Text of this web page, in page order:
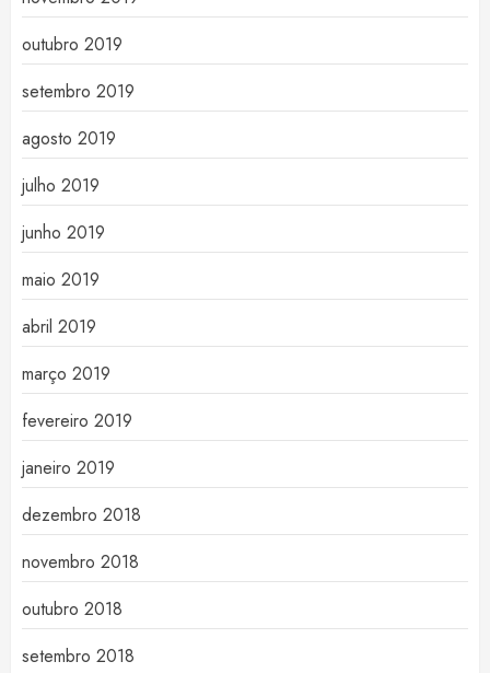
outubro 2019
setembro 2019
agosto 2019
julho 2019
junho 2019
maio 2019
abril 2019
março 2019
fevereiro 2019
janeiro 2019
dezembro 2018
novembro 2018
outubro 2018
setembro 2018